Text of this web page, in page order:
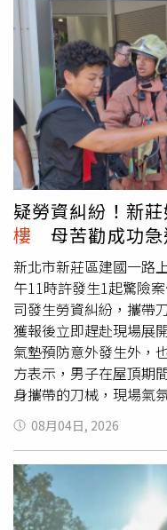
疑勞資糾紛！新
樓 母苦勸成功急
新北市新莊區建國一路
午11時許發生1起驚險
司發生勞資糾紛，攜帶
獲報後立即趕赴現場展
氣墊預防意外發生外，
方表示，男子在屋頂期
身攜帶的刀械，現場氣
緒，並通知家屬到場協
親趕抵現場，在警方與
心，自行離開屋頂，整
造成人員傷亡，也未波
車送醫，並由救護人員
司之間的勞資糾紛內容
08月04日, 2026